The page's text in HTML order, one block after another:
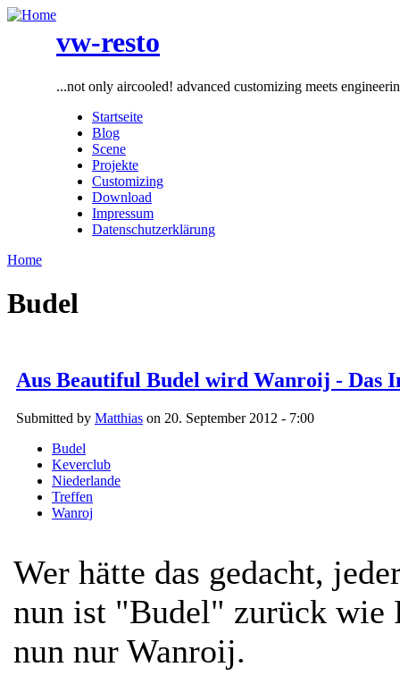
vw-resto
...not only aircooled! advanced customizing meets
Startseite
Blog
Scene
Projekte
Customizing
Download
Impressum
Datenschutzerklärung
Home
Budel
Aus Beautiful Budel wird Wanroij - Das
Submitted by Matthias on 20. September 2012 - 7:00
Budel
Keverclub
Niederlande
Treffen
Wanroj
Wer hätte das gedacht,
nun ist "Budel" zurück wie
nun nur Wanroij.